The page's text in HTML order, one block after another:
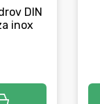
DIN
inox